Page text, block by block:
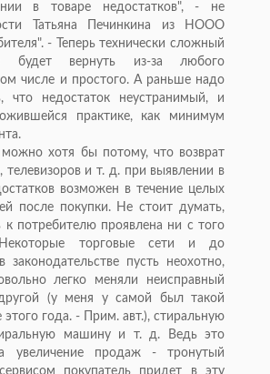
в товаре недостатков", - не
Татьяна Печинкина из НООО
- Теперь технически сложный
будет вернуть из-за любого
числе и простого. А раньше надо
что недостаток неустранимый, и
практике, как минимум
можно хотя бы потому, что возврат
телевизоров и т. д. при выявлении в
возможен в течение целых
после покупки. Не стоит думать,
к потребителю проявлена ни с того
торговые сети и до
законодательстве пусть неохотно,
легко меняли неисправный
(у меня у самой был такой
этого года. - Прим. авт.), стиральную
машину и т. д. Ведь это
увеличение продаж - тронутый